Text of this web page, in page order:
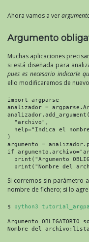
Ahora vamos a ver
Argumento
Muchas aplicaciones
si está diseñada para
pues es necesario indicarle
ello modificaremos de
import argparse
analizador =
analizador.add_argument(
"archivo",
help="Indica el
)
argumento =
if
print("Argumento
print("Nombre del
Si corremos sin parámetro
nombre de fichero; si lo
$ python3
Argumento
Nombre del